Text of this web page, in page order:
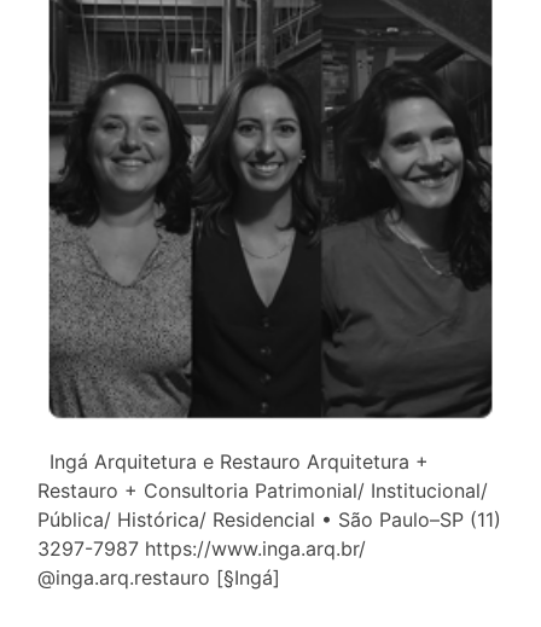
Ingá Arquitetura e Restauro Arquitetura +
Restauro + Consultoria Patrimonial/ Institucional/
Pública/ Histórica/ Residencial • São Paulo–SP (11)
3297-7987 https://www.inga.arq.br/
@inga.arq.restauro [§Ingá]